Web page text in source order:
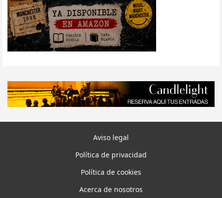
Aviso legal
Política de privacidad
Política de cookies
Acerca de nosotros